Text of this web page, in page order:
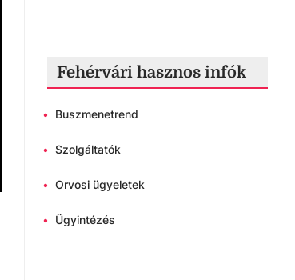
Fehérvári hasznos infók
• Buszmenetrend
• Szolgáltatók
• Orvosi ügyeletek
• Ügyintézés